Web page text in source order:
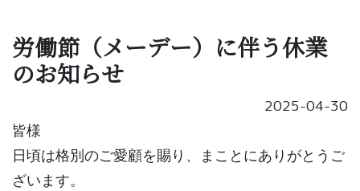
労働節（メーデー）に伴う休業
のお知らせ
2025-04-30
皆様
日頃は格別のご愛顧を賜り、まことにありがとうご
ざいます。